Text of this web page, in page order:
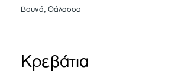
Βουνά, Θάλασσα
Κρεβάτια